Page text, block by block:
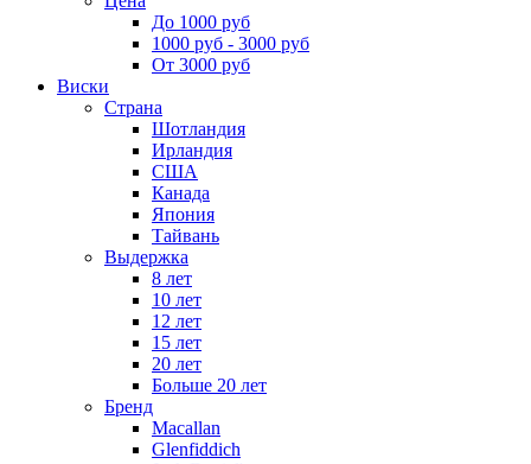
До 1000 руб
1000 руб - 3000 руб
От 3000 руб
Виски
Страна
Шотландия
Ирландия
США
Канада
Япония
Тайвань
Выдержка
8 лет
10 лет
12 лет
15 лет
20 лет
Больше 20 лет
Бренд
Macallan
Glenfiddich